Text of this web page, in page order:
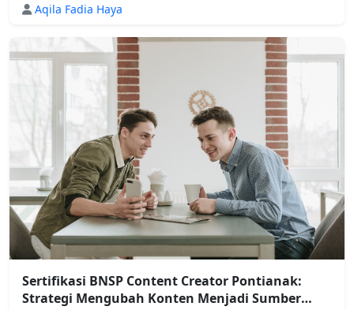
Aqila Fadia Haya
Sertifikasi BNSP Content Creator Pontianak:
Strategi Mengubah Konten Menjadi Sumber